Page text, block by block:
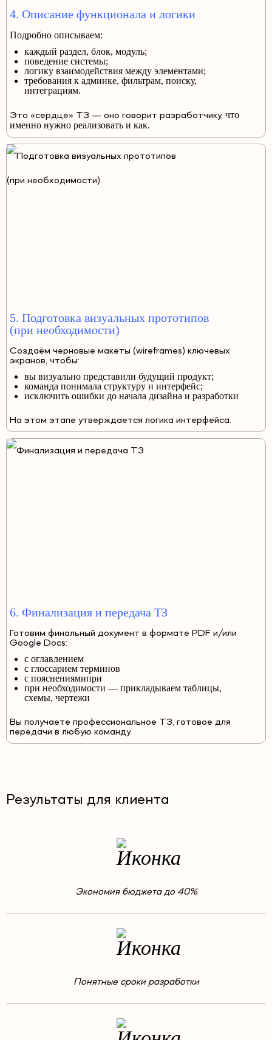
4. Описание функционала и логики
Подробно описываем:
каждый раздел, блок, модуль;
поведение системы;
логику взаимодействия между элементами;
требования к админке, фильтрам, поиску,
интеграциям.
Это «сердце» ТЗ — оно говорит разработчику, что
именно нужно реализовать и как.
5. Подготовка визуальных прототипов
(при необходимости)
Создаём черновые макеты (wireframes) ключевых
экранов, чтобы:
вы визуально представили будущий продукт;
команда понимала структуру и интерфейс;
исключить ошибки до начала дизайна и разработки
На этом этапе утверждается логика интерфейса.
6. Финализация и передача ТЗ
Готовим финальный документ в формате PDF и/или
Google Docs:
с оглавлением
с глоссарием терминов
с пояснениямипри
при необходимости — прикладываем таблицы,
схемы, чертежи
Вы получаете профессиональное ТЗ, готовое для
передачи в любую команду.
Результаты для клиента
Экономия бюджета до 40%
Понятные сроки разработки